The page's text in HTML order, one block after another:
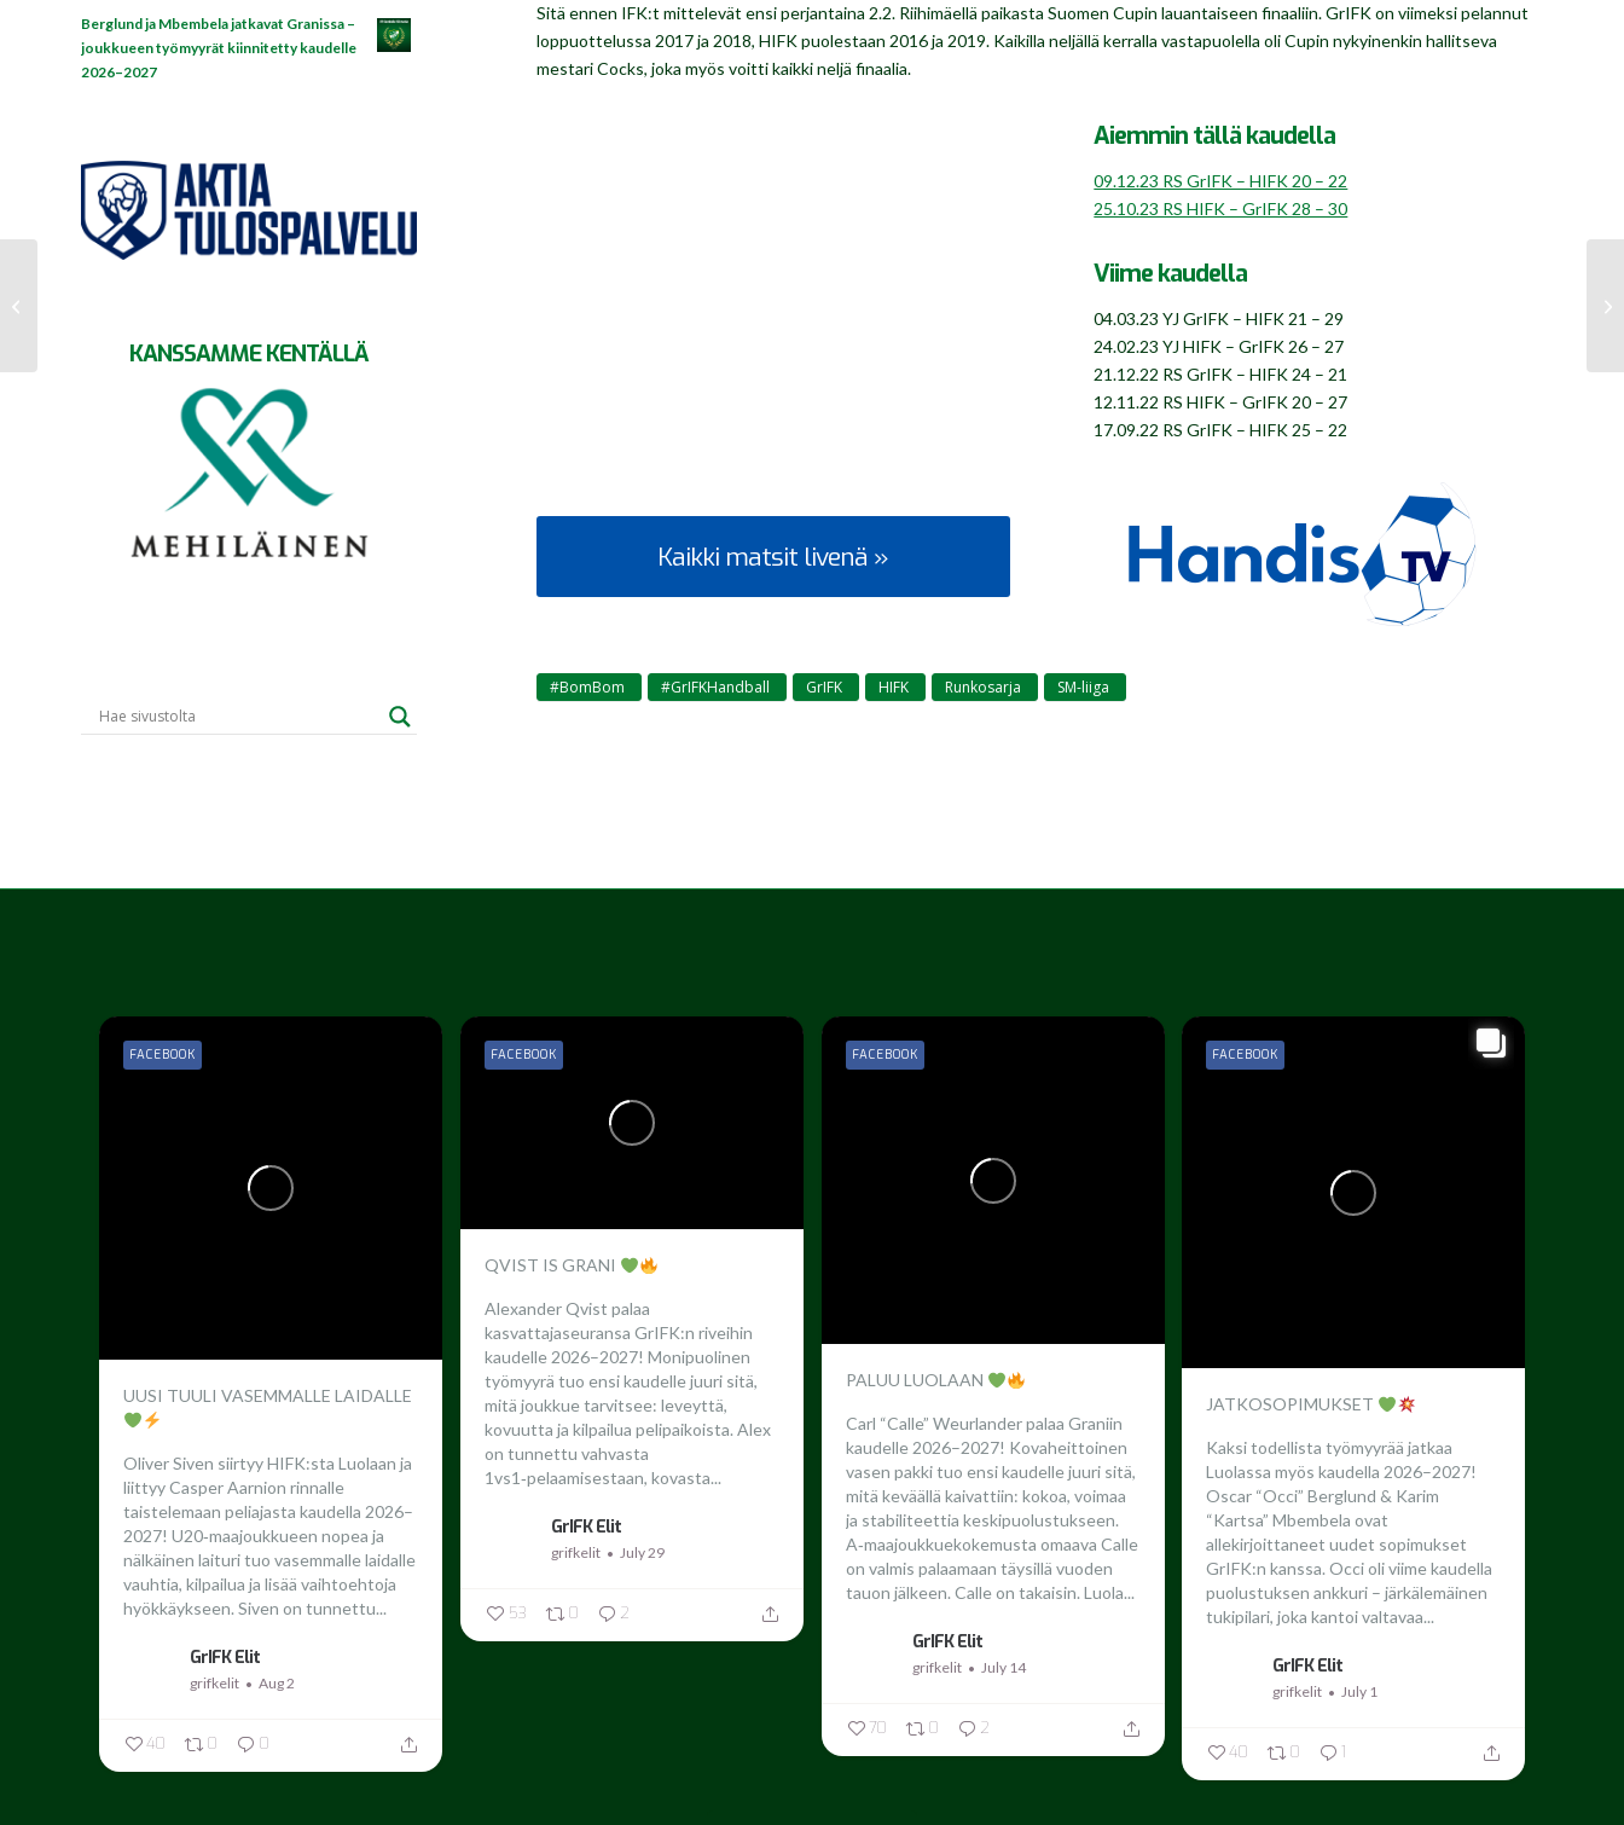
Sitä ennen IFK:t mittelevät ensi perjantaina 2.2. Riihimäellä paikasta Suomen Cupin lauantaiseen finaaliin. GrIFK on viimeksi pelannut
loppuottelussa 2017 ja 2018, HIFK puolestaan 2016 ja 2019. Kaikilla neljällä kerralla vastapuolella oli Cupin nykyinenkin hallitseva
mestari Cocks, joka myös voitti kaikki neljä finaalia.
Aiemmin tällä kaudella
09.12.23 RS GrIFK – HIFK 20 – 22
25.10.23 RS HIFK – GrIFK 28 – 30
Viime kaudella
04.03.23 YJ GrIFK – HIFK 21 – 29
24.02.23 YJ HIFK – GrIFK 26 – 27
21.12.22 RS GrIFK – HIFK 24 – 21
12.11.22 RS HIFK – GrIFK 20 – 27
17.09.22 RS GrIFK – HIFK 25 – 22
Kaikki matsit livenä »
#BomBom #GrIFKHandball GrIFK HIFK Runkosarja SM-liiga
Berglund ja Mbembela jatkavat Granissa –
joukkueen työmyyrät kiinnitetty kaudelle
2026–2027
KANSSAMME KENTÄLLÄ
UUSI TUULI VASEMMALLE LAIDALLE
Oliver Siven siirtyy HIFK:sta Luolaan ja
liittyy Casper Aarnion rinnalle
taistelemaan peliajasta kaudella 2026–
2027! U20‑maajoukkueen nopea ja
nälkäinen laituri tuo vasemmalle laidalle
vauhtia, kilpailua ja lisää vaihtoehtoja
hyökkäykseen. Siven on tunnettu...
GrIFK Elit
grifkelit Aug 2
FACEBOOK
40 0 0
QVIST IS GRANI
Alexander Qvist palaa
kasvattajaseuransa GrIFK:n riveihin
kaudelle 2026–2027! Monipuolinen
työmyyrä tuo ensi kaudelle juuri sitä,
mitä joukkue tarvitsee: leveyttä,
kovuutta ja kilpailua pelipaikoista. Alex
on tunnettu vahvasta
1vs1‑pelaamisestaan, kovasta...
GrIFK Elit
grifkelit July 29
FACEBOOK
53 0 2
PALUU LUOLAAN
Carl “Calle” Weurlander palaa Graniin
kaudelle 2026–2027! Kovaheittoinen
vasen pakki tuo ensi kaudelle juuri sitä,
mitä keväällä kaivattiin: kokoa, voimaa
ja stabiliteettia keskipuolustukseen.
A‑maajoukkuekokemusta omaava Calle
on valmis palaamaan täysillä vuoden
tauon jälkeen. Calle on takaisin. Luola...
GrIFK Elit
grifkelit July 14
FACEBOOK
70 0 2
JATKOSOPIMUKSET
Kaksi todellista työmyyrää jatkaa
Luolassa myös kaudella 2026–2027!
Oscar “Occi” Berglund & Karim
“Kartsa” Mbembela ovat
allekirjoittaneet uudet sopimukset
GrIFK:n kanssa. Occi oli viime kaudella
puolustuksen ankkuri – järkälemäinen
tukipilari, joka kantoi valtavaa...
GrIFK Elit
grifkelit July 1
FACEBOOK
40 0 1
GrIFK runkosarjan kakkon...